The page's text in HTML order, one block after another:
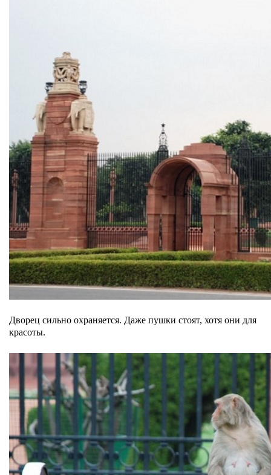
Дворец сильно охраняется. Даже пушки стоят, хотя они для
красоты.